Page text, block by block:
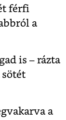
férfi
a
is – rázta
a